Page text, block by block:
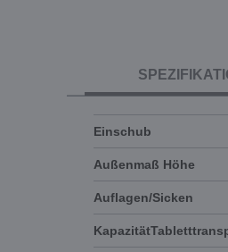
Einschub
Außenmaß Höhe
Auflagen/Sicken